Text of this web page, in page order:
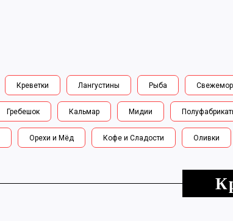
Креветки Лангустины Рыба
Гребешок Кальмар Мидии
Орехи и Мёд Кофе и Сладости Оливки